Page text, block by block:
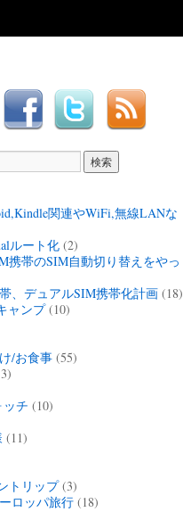
関連やWiFi,無線LANな
ルート化 (2)
携帯のSIM自動切り替えをやっ
、デュアルSIM携帯化計画 (18)
ャンプ(10)
/お食事 (55)
チ (10)
(11)
トリップ(3)
ロッパ旅行 (18)